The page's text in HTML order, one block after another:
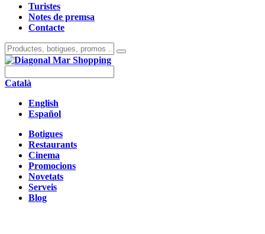
Turistes
Notes de premsa
Contacte
Català
English
Español
Botigues
Restaurants
Cinema
Promocions
Novetats
Serveis
Blog